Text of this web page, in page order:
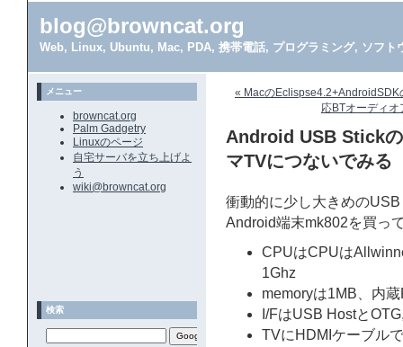
blog@browncat.org
Web, Linux, Ubuntu, Mac, PDA, 携帯電話, プログラミング, ソフト
« MacのEclispse4.2+AndroidSDK
応BTオーディ
Android USB Stick
マTVにつないでみる
衝動的に少し大きめの
Android端末mk802を買っ
CPUはCPUは
1Ghz
memoryは1MB、内
I/FはUSB Hostと
TVにHDMIケーブル
メニュー
browncat.org
Palm Gadgetry
Linuxのページ
自宅サーバを立ち上げよ
う
wiki@browncat.org
検索